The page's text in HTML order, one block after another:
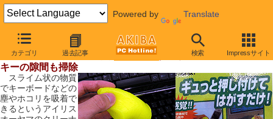
Powered by Translate
カテゴリ 過去記事 検索 Impressサイト
【 2009年5月16日号 】
スライム状のキーボードクリーナーが登場
キーの隙間も掃除
スライム状の物質
でキーボードなどの
塵やホコリを吸着で
きるというアイリス